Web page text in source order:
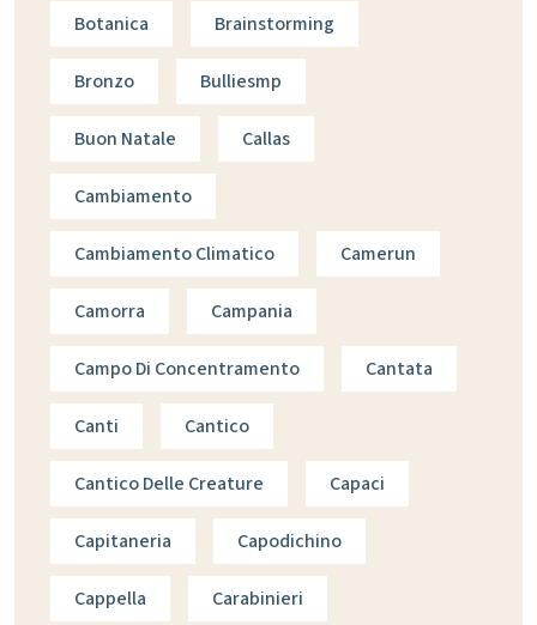
Botanica Brainstorming
Bronzo Bulliesmp
Buon Natale Callas
Cambiamento
Cambiamento Climatico Camerun
Camorra Campania
Campo Di Concentramento Cantata
Canti Cantico
Cantico Delle Creature Capaci
Capitaneria Capodichino
Cappella Carabinieri